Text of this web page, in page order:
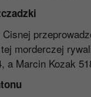
morderczej
a Marcin Kozak